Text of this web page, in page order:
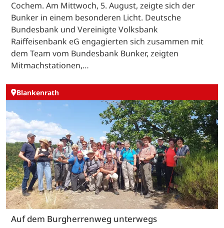
Cochem. Am Mittwoch, 5. August, zeigte sich der
Bunker in einem besonderen Licht. Deutsche
Bundesbank und Vereinigte Volksbank
Raiffeisenbank eG engagierten sich zusammen mit
dem Team vom Bundesbank Bunker, zeigten
Mitmachstationen,…
Blankenrath
Auf dem Burgherrenweg unterwegs